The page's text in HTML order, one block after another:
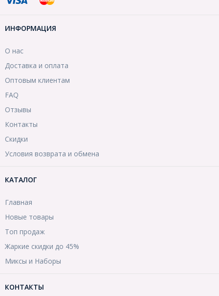
ИНФОРМАЦИЯ
О нас
Доставка и оплата
Оптовым клиентам
FAQ
Отзывы
Контакты
Скидки
Условия возврата и обмена
КАТАЛОГ
Главная
Новые товары
Топ продаж
Жаркие скидки до 45%
Миксы и Наборы
КОНТАКТЫ